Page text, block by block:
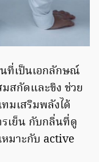
ที่เป็นเอกลักษณ์
สกัดและขิง ช่วย
มเสริมพลังได้
เย็น กับกลิ่นที่ดู
มาะกับ active